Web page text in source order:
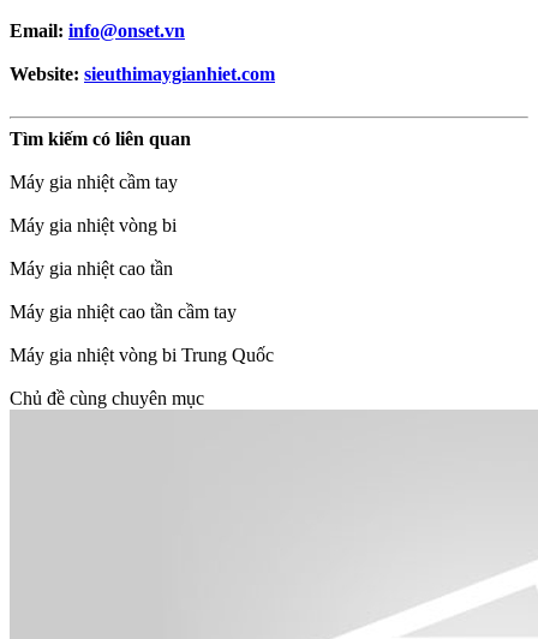
Email: info@onset.vn
Website: sieuthimaygianhiet.com
Tìm kiếm có liên quan
Máy gia nhiệt cầm tay
Máy gia nhiệt vòng bi
Máy gia nhiệt cao tần
Máy gia nhiệt cao tần cầm tay
Máy gia nhiệt vòng bi Trung Quốc
Chủ đề cùng chuyên mục